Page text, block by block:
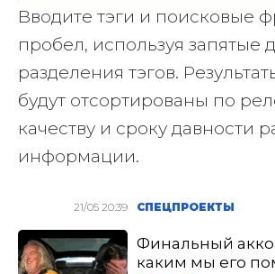
Вводите тэги и поисковые
пробел, используя запятые
разделения тэгов.
будут отсортированы по
качеству и сроку давности
информации.
21/05 20:39 СПЕЦПРОЕКТЫ
Финальный
каким мы его